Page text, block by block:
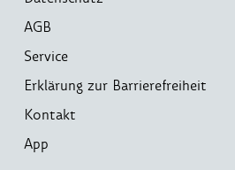
AGB
Service
Erklärung zur Barrierefreiheit
Kontakt
App